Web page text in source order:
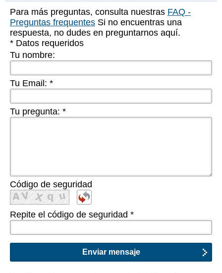
Para más preguntas, consulta nuestras FAQ -
Preguntas frequentes Si no encuentras una
respuesta, no dudes en preguntarnos aquí.
* Datos requeridos
Tu nombre:
Tu Email: *
Tu pregunta: *
Código de seguridad
Repite el código de seguridad *